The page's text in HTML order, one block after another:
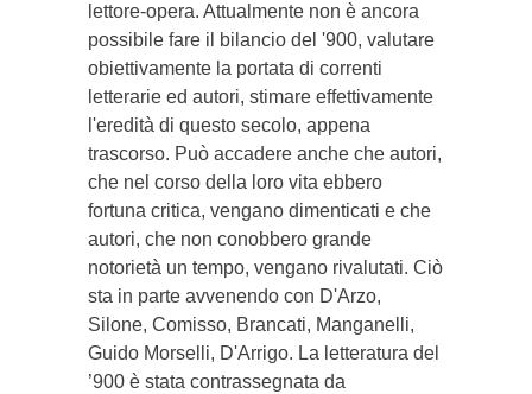
lettore-opera. Attualmente non è ancora
possibile fare il bilancio del '900, valutare
obiettivamente la portata di correnti
letterarie ed autori, stimare effettivamente
l'eredità di questo secolo, appena
trascorso. Può accadere anche che autori,
che nel corso della loro vita ebbero
fortuna critica, vengano dimenticati e che
autori, che non conobbero grande
notorietà un tempo, vengano rivalutati. Ciò
sta in parte avvenendo con D'Arzo,
Silone, Comisso, Brancati, Manganelli,
Guido Morselli, D'Arrigo. La letteratura del
’900 è stata contrassegnata da